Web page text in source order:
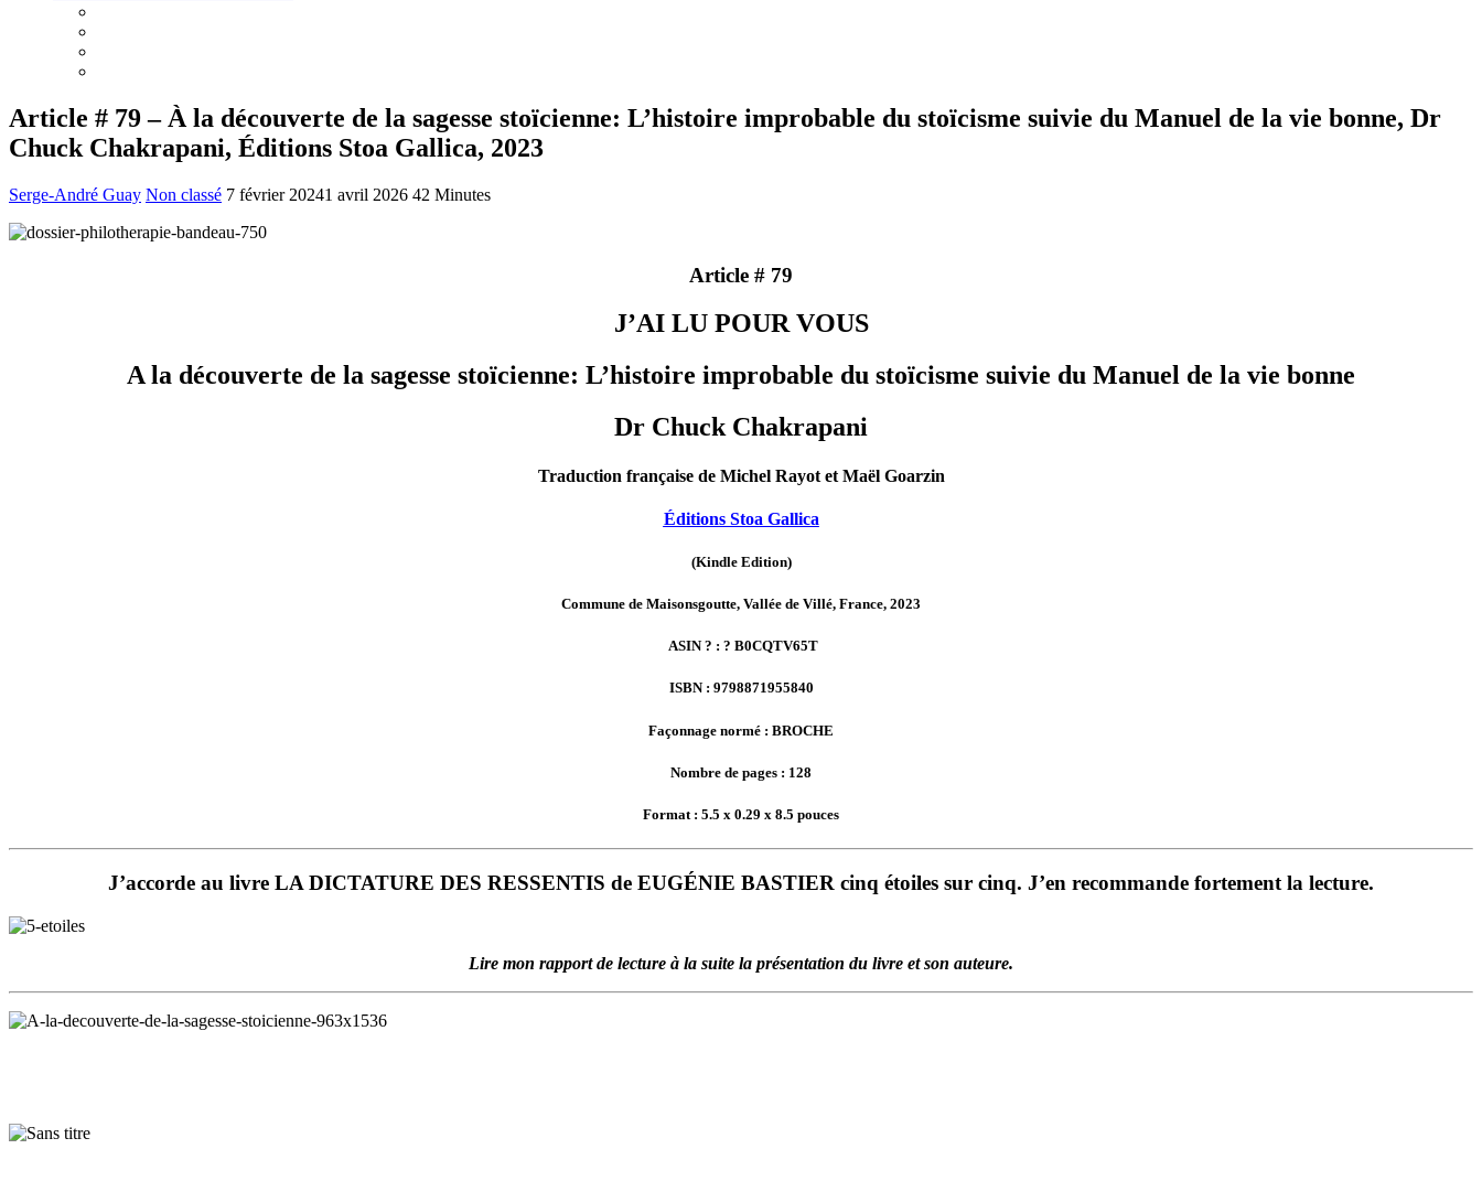
Article # 79 – À la découverte de la sagesse stoïcienne: L’histoire improbable du stoïcisme suivie du Manuel de la vie bonne, Dr
Chuck Chakrapani, Éditions Stoa Gallica, 2023
Serge-André Guay Non classé 7 février 20241 avril 2026 42 Minutes
Article # 79
J’AI LU POUR VOUS
A la découverte de la sagesse stoïcienne: L’histoire improbable du stoïcisme suivie du Manuel de la vie bonne
Dr Chuck Chakrapani
Traduction française de Michel Rayot et Maël Goarzin
Éditions Stoa Gallica
(Kindle Edition)
Commune de Maisonsgoutte, Vallée de Villé, France, 2023
ASIN ? : ? B0CQTV65T
ISBN : 9798871955840
Façonnage normé : BROCHE
Nombre de pages : 128
Format : 5.5 x 0.29 x 8.5 pouces
J’accorde au livre LA DICTATURE DES RESSENTIS de EUGÉNIE BASTIER cinq étoiles sur cinq. J’en recommande fortement la lecture.
Lire mon rapport de lecture à la suite la présentation du livre et son auteure.